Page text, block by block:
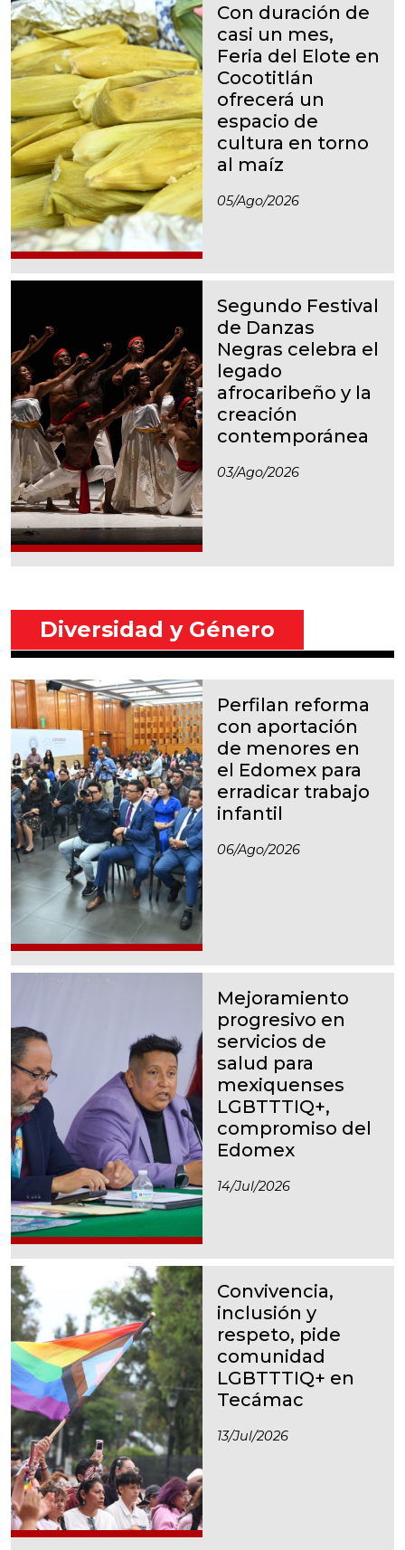
Con duración de
casi un mes,
Feria del Elote en
Cocotitlán
ofrecerá un
espacio de
cultura en torno
al maíz
05/ago/2026
Segundo Festival
de Danzas
Negras celebra el
legado
afrocaribeño y la
creación
contemporánea
03/ago/2026
Diversidad y Género
Perfilan reforma
con aportación
de menores en
el Edomex para
erradicar trabajo
infantil
06/ago/2026
Mejoramiento
progresivo en
servicios de
salud para
mexiquenses
LGBTTTIQ+,
compromiso del
Edomex
14/jul/2026
Convivencia,
inclusión y
respeto, pide
comunidad
LGBTTTIQ+ en
Tecámac
13/jul/2026